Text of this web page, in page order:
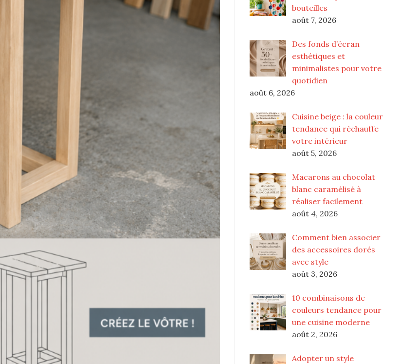
bouteilles
août 7, 2026
Des fonds d’écran
esthétiques et
minimalistes pour votre
quotidien
août 6, 2026
Cuisine beige : la couleur
tendance qui réchauffe
votre intérieur
août 5, 2026
Macarons au chocolat
blanc caramélisé à
réaliser facilement
août 4, 2026
Comment bien associer
des accessoires dorés
avec style
août 3, 2026
10 combinaisons de
couleurs tendance pour
une cuisine moderne
août 2, 2026
Adopter un style